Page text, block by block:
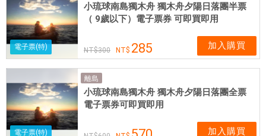
電子票(特)
小琉球南島獨木舟 獨木舟夕陽日落團半票
（ 9歲以下）電子票券 可即買即用
300 285 加入購買
電子票(特)
離島
小琉球南島獨木舟 獨木舟夕陽日落團全票
電子票券可即買即用
加入購買